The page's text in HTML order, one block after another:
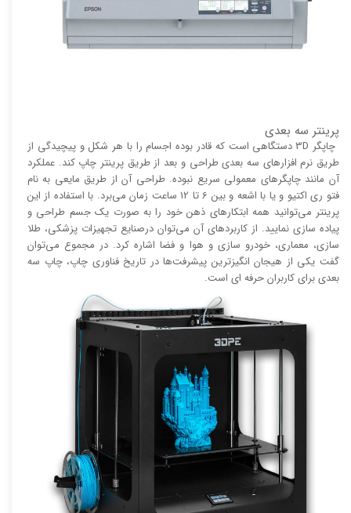
پرینتر سه بعدی
چاپگر 3D دستگاهی است که قادر بوده اجسام را با هر شکل و پیچیدگی از
طریق نرم افزار‌های سه بعدی طراحی و بعد از طریق پرینتر چاپ کند. عملکرد
آن مانند چاپگر‌های معمولی سریع نبوده. طراحی آن از طریق مایعی به نام
فتو ری اکتیو و یا با اشعه و بین 6 تا 12 ساعت زمان می‌برد. با استفاده از این
پرینتر می‌توانید همه ابتکار‌های ذهن خود را به صورت یک جسم طراحی و
پیاده سازی نمایید. از کاربرد‌های آن می‌توان درصنایع تجهیزات پزشکی، طلا
سازی، معماری، خودرو سازی و هوا و فضا اشاره کرد. در مجموع می‌توان
گفت یکی از هیجان انگیز‌‌ترین پیشرفت‌ها در تاریخ فناوری چاپ، چاپ سه
بعدی برای کاربران حرفه ای است.